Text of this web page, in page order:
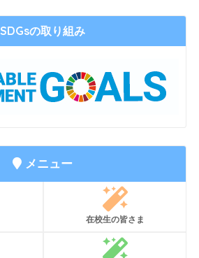
SDGsの取り組み
メニュー
在校生の皆さま